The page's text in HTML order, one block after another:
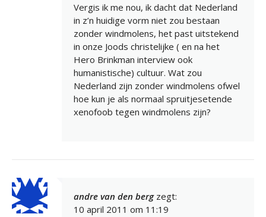
Vergis ik me nou, ik dacht dat Nederland
in z’n huidige vorm niet zou bestaan
zonder windmolens, het past uitstekend
in onze Joods christelijke ( en na het
Hero Brinkman interview ook
humanistische) cultuur. Wat zou
Nederland zijn zonder windmolens ofwel
hoe kun je als normaal spruitjesetende
xenofoob tegen windmolens zijn?
andre van den berg zegt:
10 april 2011 om 11:19